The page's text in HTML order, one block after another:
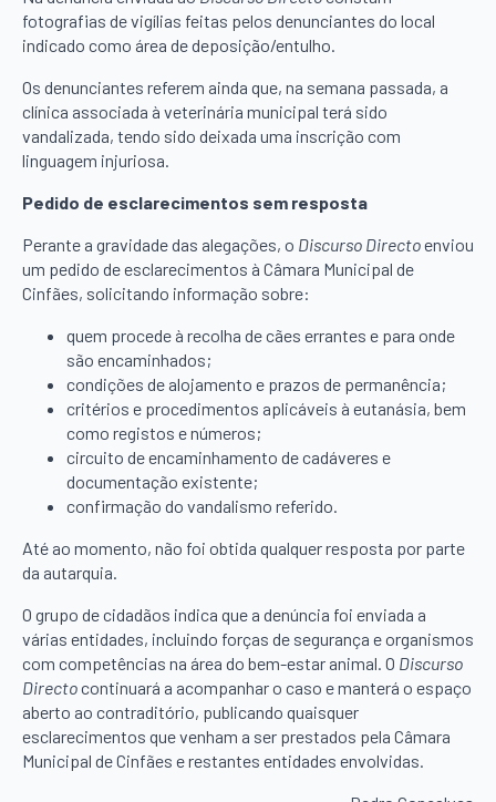
fotografias de vigílias feitas pelos denunciantes do local
indicado como área de deposição/entulho.
Os denunciantes referem ainda que, na semana passada, a
clínica associada à veterinária municipal terá sido
vandalizada, tendo sido deixada uma inscrição com
linguagem injuriosa.
Pedido de esclarecimentos sem resposta
Perante a gravidade das alegações, o Discurso Directoenviou
um pedido de esclarecimentos à Câmara Municipal de
Cinfães, solicitando informação sobre:
quem procede à recolha de cães errantes e para onde
são encaminhados;
condições de alojamento e prazos de permanência;
critérios e procedimentos aplicáveis à eutanásia, bem
como registos e números;
circuito de encaminhamento de cadáveres e
documentação existente;
confirmação do vandalismo referido.
Até ao momento, não foi obtida qualquer resposta por parte
da autarquia.
O grupo de cidadãos indica que a denúncia foi enviada a
várias entidades, incluindo forças de segurança e organismos
com competências na área do bem-estar animal. O Discurso
Directocontinuará a acompanhar o caso e manterá o espaço
aberto ao contraditório, publicando quaisquer
esclarecimentos que venham a ser prestados pela Câmara
Municipal de Cinfães e restantes entidades envolvidas.